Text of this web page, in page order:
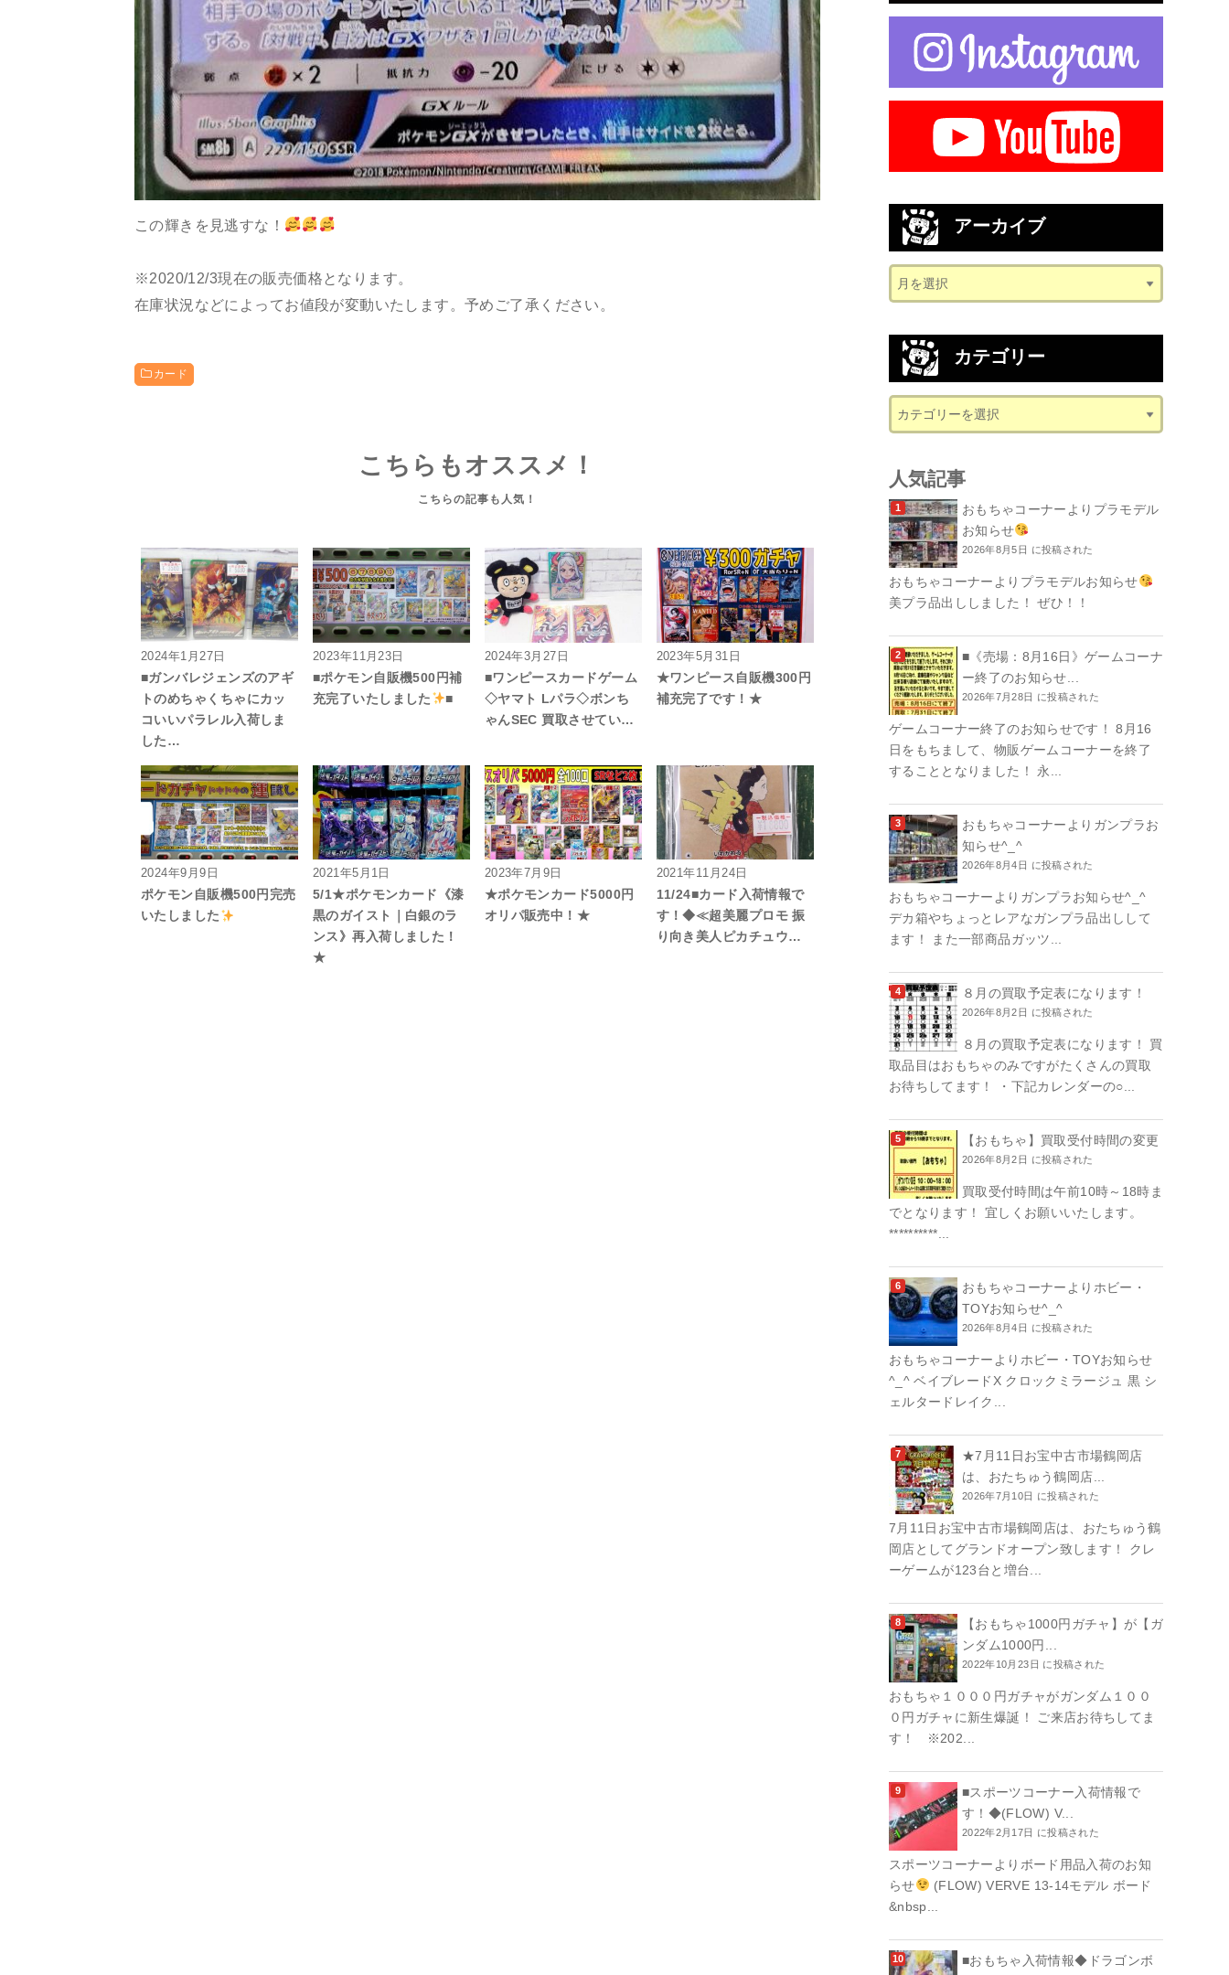
この輝きを見逃すな！
※2020/12/3現在の販売価格となります。
在庫状況などによってお値段が変動いたします。予めご了承ください。
カード
こちらもオススメ！
2024年1月27日
■ガンバレジェンズのアギ
トのめちゃくちゃにカッ
コいいパラレル入荷しま
した…
2023年11月23日
■ポケモン自販機500円補
充完了いたしました
■
2024年3月27日
■ワンピースカードゲーム
◇ヤマト Lパラ◇ボンち
ゃんSEC 買取させてい…
2023年5月31日
★ワンピース自販機300円
補充完了です！★
2024年9月9日
ポケモン自販機500円完売
いたしました
2021年5月1日
5/1★ポケモンカード《漆
黒のガイスト｜白銀のラ
ンス》再入荷しました！
★
2023年7月9日
★ポケモンカード5000円
オリパ販売中！★
2021年11月24日
11/24■カード入荷情報で
す！◆≪超美麗プロモ 振
り向き美人ピカチュウ…
アーカイブ
カテゴリー
人気記事
おもちゃコーナーよりプラモデル
お知らせ
2026年8月5日 に投稿された
おもちゃコーナーよりプラモデルお知らせ
美プラ品出ししました！ ぜひ！！
■《売場：8月16日》ゲームコーナ
ー終了のお知らせ...
2026年7月28日 に投稿された
ゲームコーナー終了のお知らせです！ 8月16
日をもちまして、物販ゲームコーナーを終了
することとなりました！ 永...
おもちゃコーナーよりガンプラお
知らせ^_^
2026年8月4日 に投稿された
おもちゃコーナーよりガンプラお知らせ^_^
デカ箱やちょっとレアなガンプラ品出しして
ます！ また一部商品ガッツ...
８月の買取予定表になります！
2026年8月2日 に投稿された
８月の買取予定表になります！ 買
取品目はおもちゃのみですがたくさんの買取
お待ちしてます！ ・下記カレンダーの○...
【おもちゃ】買取受付時間の変更
2026年8月2日 に投稿された
買取受付時間は午前10時～18時ま
でとなります！ 宜しくお願いいたします。
**********...
おもちゃコーナーよりホビー・
TOYお知らせ^_^
2026年8月4日 に投稿された
おもちゃコーナーよりホビー・TOYお知らせ
^_^ ベイブレードX クロックミラージュ 黒 シ
ェルタードレイク...
★7月11日お宝中古市場鶴岡店
は、おたちゅう鶴岡店...
2026年7月10日 に投稿された
7月11日お宝中古市場鶴岡店は、おたちゅう鶴
岡店としてグランドオープン致します！ クレ
ーゲームが123台と増台...
【おもちゃ1000円ガチャ】が【ガ
ンダム1000円...
2022年10月23日 に投稿された
おもちゃ１０００円ガチャがガンダム１００
０円ガチャに新生爆誕！ ご来店お待ちしてま
す！ ※202...
■スポーツコーナー入荷情報で
す！◆(FLOW) V...
2022年2月17日 に投稿された
スポーツコーナーよりボード用品入荷のお知
らせ
(FLOW) VERVE 13-14モデル ボード
&nbsp...
■おもちゃ入荷情報◆ドラゴンボ